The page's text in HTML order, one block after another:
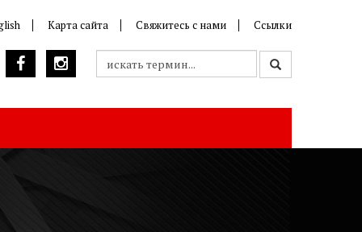
Карта сайта Свяжитесь с нами Ссылки